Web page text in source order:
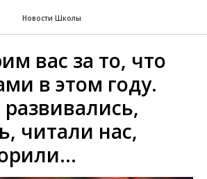
Новости Школы
вас за то, что
в этом году.
читали нас,